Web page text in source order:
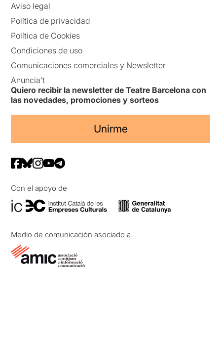
Aviso legal
Política de privacidad
Política de Cookies
Condiciones de uso
Comunicaciones comerciales y Newsletter
Anuncia’t
Quiero recibir la newsletter de Teatre Barcelona con
las novedades, promociones y sorteos
Unirme
Con el apoyo de
Medio de comunicación asociado a